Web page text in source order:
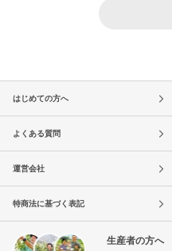
はじめての方へ
よくある質問
運営会社
特商法に基づく表記
生産者の方へ